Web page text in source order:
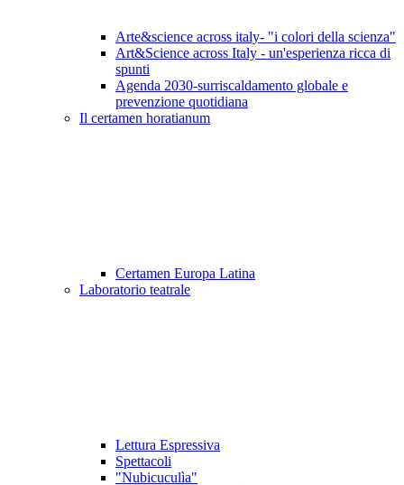
Arte&science across italy- "i colori della scienza"
Art&Science across Italy - un'esperienza ricca di
spunti
Agenda 2030-surriscaldamento globale e
prevenzione quotidiana
Il certamen horatianum
Certamen Europa Latina
Laboratorio teatrale
Lettura Espressiva
Spettacoli
"Nubicuculìa"